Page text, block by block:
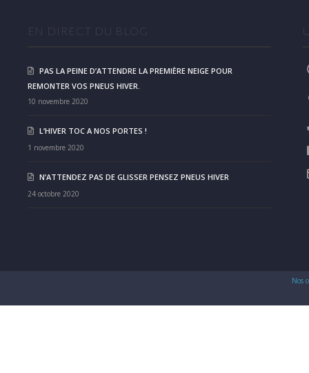
EN DIRECT DU BLOG
PAS LA PEINE D’ATTENDRE LA PREMIÈRE NEIGE POUR
REMONTER VOS PNEUS HIVER.
10 novembre 2020
L’HIVER TOC A NOS PORTES !
1 novembre 2020
N’ATTENDEZ PAS DE GLISSER PENSEZ PNEUS HIVER
24 octobre 2020
Nos